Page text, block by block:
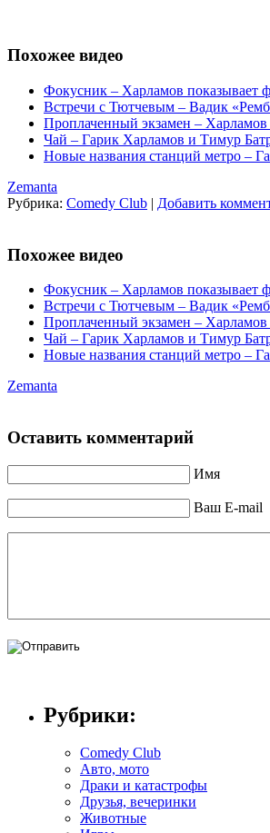
Похожее видео
Фокусник – Харламов показывает
Встречи с Тютчевым – Вадик
Проплаченный экзамен – Харламов
Чай – Гарик Харламов и Тимур
Новые названия станций метро –
Zemanta
Рубрика: Comedy Club | Добавить
Похожее видео
Фокусник – Харламов показывает
Встречи с Тютчевым – Вадик
Проплаченный экзамен – Харламов
Чай – Гарик Харламов и Тимур
Новые названия станций метро –
Zemanta
Оставить комментарий
Имя
Ваш E-mail
Рубрики:
Comedy Club
Авто, мото
Драки и катастрофы
Друзья, вечеринки
Животные